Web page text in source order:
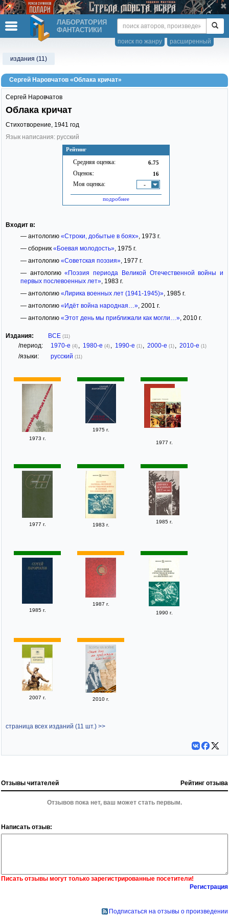
ЛАБОРАТОРИЯ
ФАНТАСТИКИ
расширенный
поиск по жанру
издания (11)
Сергей Наровчатов «Облака кричат»
Рейтинг
Средняя оценка: 6.75
Оценок: 16
Моя оценка: -
подробнее
Сергей Наровчатов
Облака кричат
Стихотворение, 1941 год
Язык написания: русский
Входит в:
— антологию «Строки, добытые в боях», 1973 г.
— сборник «Боевая молодость», 1975 г.
— антологию «Советская поэзия», 1977 г.
— антологию«Поэзия периода Великой Отечественной войны и
первых послевоенных лет», 1983 г.
— антологию «Лирика военных лет (1941-1945)», 1985 г.
— антологию «Идёт война народная…», 2001 г.
— антологию «Этот день мы приближали как могли…», 2010 г.
Издания: ВСЕ (11)
/период: 1970-е (4) 1980-е (4) 1990-е (1) 2000-е (1) 2010-е (1)
/языки: русский (11)
1973 г.
1975 г.
1977 г.
1977 г. 1983 г.
1985 г.
1985 г.
1987 г.
1990 г.
2007 г. 2010 г.
страница всех изданий (11 шт.) >>
Отзывы читателей Рейтинг отзыва
Отзывов пока нет, ваш может стать первым.
Написать отзыв:
Писать отзывы могут только зарегистрированные посетители!
Регистрация
Подписаться на отзывы о произведении